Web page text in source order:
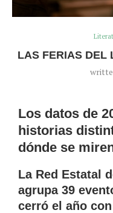
LAS FERIAS DEL
Los datos de
historias
dónde se
La Red Estatal
agrupa 39
cerró el año